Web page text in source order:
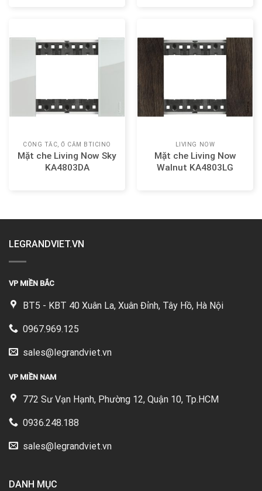
CÔNG TẮC, Ổ CẮM BTICINO
Mặt che Living Now Sky
KA4803DA
LIVING NOW
Mặt che Living Now
Walnut KA4803LG
LEGRANDVIET.VN
VP MIỀN BẮC
BT5 - KBT 40 Xuân La, Xuân Đỉnh, Tây Hồ, Hà Nội
0967.969.125
sales@legrandviet.vn
VP MIỀN NAM
772 Sư Vạn Hạnh, Phường 12, Quận 10, Tp.HCM
0936.248.188
sales@legrandviet.vn
DANH MỤC